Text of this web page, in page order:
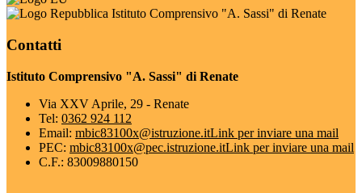
Istituto Comprensivo "A. Sassi" di Renate
Contatti
Istituto Comprensivo "A. Sassi" di Renate
Via XXV Aprile, 29 - Renate
Tel: 0362 924 112
Email: mbic83100x@istruzione.itLink per inviare una mail
PEC: mbic83100x@pec.istruzione.itLink per inviare una mail
C.F.: 83009880150